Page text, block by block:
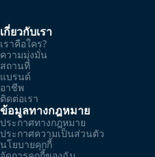
เกี่ยวกับเรา
เราคือใคร?
ความมุ่งมั่น
สถานที่
แบรนด์
อาชีพ
ติดต่อเรา
ข้อมูลทางกฎหมาย
ประกาศทางกฎหมาย
ประกาศความเป็นส่วนตัว
นโยบายคุกกี้